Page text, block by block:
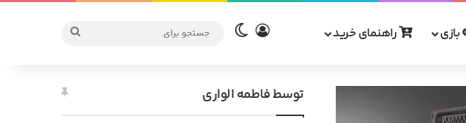
بازی راهنمای خرید ورودتغییر پوسته
جستجو
توسط فاطمه الواری